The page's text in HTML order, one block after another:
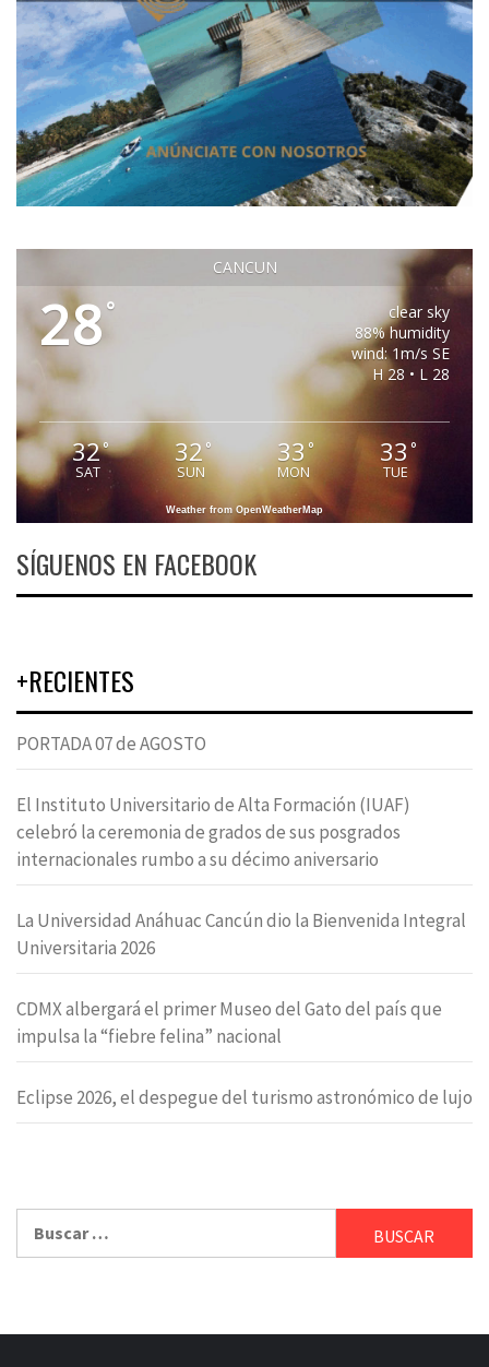
CANCUN
28°
clear sky
88% humidity
wind: 1m/s SE
H 28 • L 28
32°
SAT
32°
SUN
33 °
MON
33 °
TUE
Weather from OpenWeatherMap
SÍGUENOS EN FACEBOOK
+RECIENTES
PORTADA 07 de AGOSTO
El Instituto Universitario de Alta Formación (IUAF)
celebró la ceremonia de grados de sus posgrados
internacionales rumbo a su décimo aniversario
La Universidad Anáhuac Cancún dio la Bienvenida Integral
Universitaria 2026
CDMX albergará el primer Museo del Gato del país que
impulsa la “fiebre felina” nacional
Eclipse 2026, el despegue del turismo astronómico de lujo